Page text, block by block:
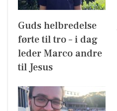
Guds helbredelse
førte til tro – i dag
leder Marco andre
til Jesus